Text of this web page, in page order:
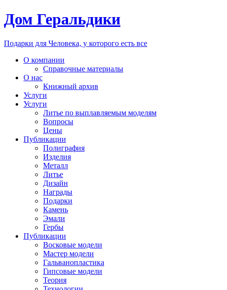
Дом Геральдики
Подарки для Человека, у которого есть все
О компании
Справочные материалы
О нас
Книжный архив
Услуги
Услуги
Литье по выплавляемым моделям
Вопросы
Цены
Публикации
Полиграфия
Изделия
Металл
Литье
Дизайн
Награды
Подарки
Камень
Эмали
Гербы
Публикации
Восковые модели
Мастер модели
Гальванопластика
Гипсовые модели
Теория